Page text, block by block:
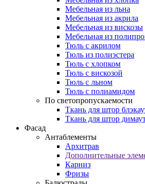
Мебельная из льна
Мебельная из акрила
Мебельная из вискозы
Мебельная из
Тюль с акрилом
Тюль из полиэстера
Тюль с хлопком
Тюль с вискозой
Тюль с льном
Тюль с полиамидом
По светопропускаемости
Ткань для штор
Ткань для штор
Фасад
Антаблементы
Архитрав
Дополнительные
Карниз
Фризы